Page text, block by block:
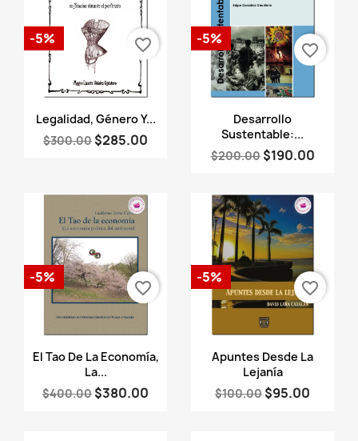
Vista rápida
Legalidad, Género Y...
$300.00 $285.00
-5% favorite_border
Vista rápida
Desarrollo
Sustentable:...
$200.00 $190.00
-5%
favorite_border
Vista rápida
El Tao De La Economía,
La...
$400.00 $380.00
-5%
favorite_border
Vista rápida
Apuntes Desde La
Lejanía
$100.00 $95.00
-5%
favorite_border